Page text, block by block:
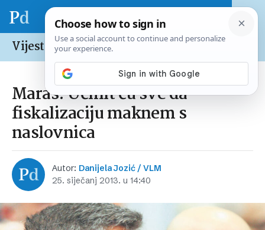
Vijesti /Hrvatska
Maras: Učinit ću sve da
fiskalizaciju maknem s
naslovnica
Autor: Danijela Jozić / VLM
25. siječanj 2013. u 14:40